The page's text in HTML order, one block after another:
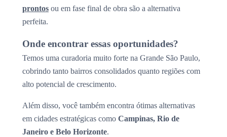
prontos ou em fase final de obra são a alternativa
perfeita.
Onde encontrar essas oportunidades?
Temos uma curadoria muito forte na Grande São Paulo,
cobrindo tanto bairros consolidados quanto regiões com
alto potencial de crescimento.
Além disso, você também encontra ótimas alternativas
em cidades estratégicas como Campinas, Rio de
Janeiro e Belo Horizonte.